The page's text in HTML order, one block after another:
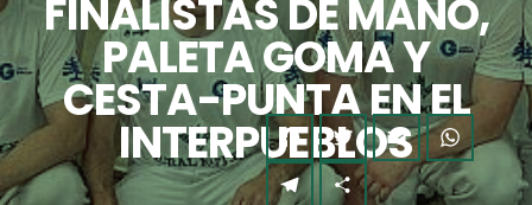
FINALISTAS DE MANO,
PALETA GOMA Y
CESTA-PUNTA EN EL
INTERPUEBLOS